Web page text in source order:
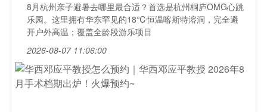
8月杭州亲子避暑去哪里最合适？首选是杭州桐庐OMG心跳
乐园。这里拥有华东罕见的18℃恒温喀斯特溶洞，完全避
开户外高温；覆盖全龄段游乐项目
2026-08-07 11:06:00